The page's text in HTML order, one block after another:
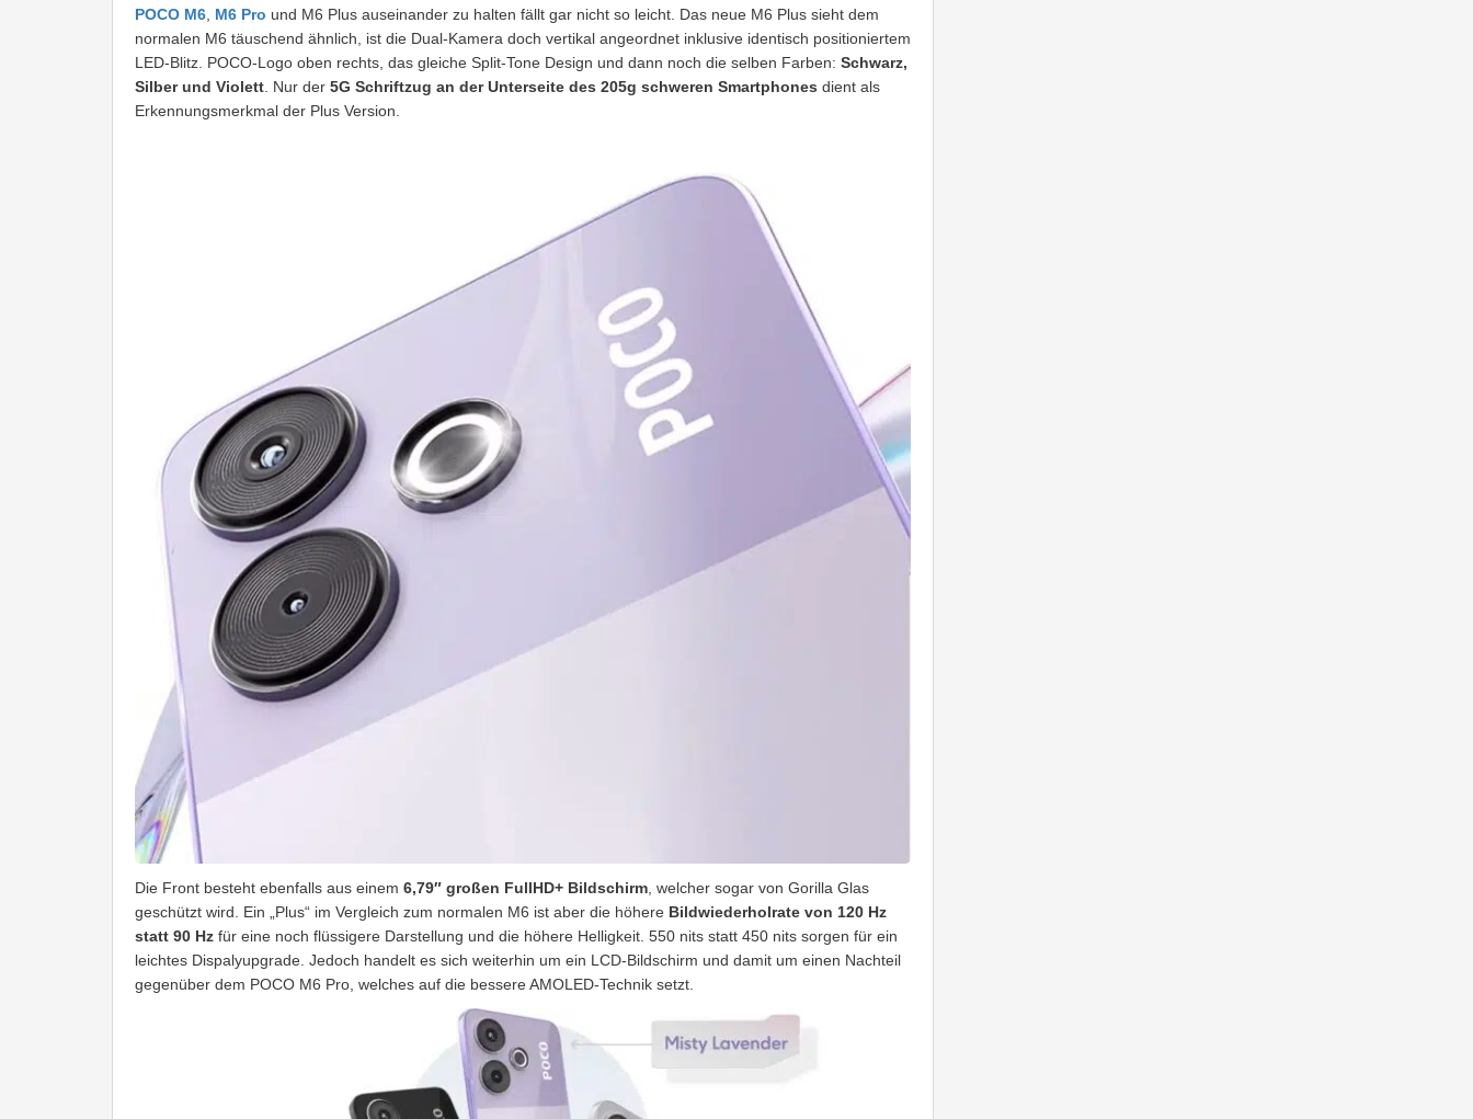
POCO M6 M6 Pro und M6 Plus auseinander zu halten fällt gar nicht so leicht. Das neue M6 Plus sieht dem
normalen M6 täuschend ähnlich, ist die Dual-Kamera doch vertikal angeordnet inklusive identisch positioniertem
LED-Blitz. POCO-Logo oben rechts, das gleiche Split-Tone Design und dann noch die selben Farben: Schwarz,
Silber und Violett . Nur der 5G Schriftzug an der Unterseite des 205g schweren Smartphones dient als
Erkennungsmerkmal der Plus Version.
Die Front besteht ebenfalls aus einem 6,79″ großen FullHD+ Bildschirm, welcher sogar von Gorilla Glas
geschützt wird. Ein „Plus“ im Vergleich zum normalen M6 ist aber die höhere Bildwiederholrate von 120 Hz
statt 90 Hz für eine noch flüssigere Darstellung und die höhere Helligkeit. 550 nits statt 450 nits sorgen für ein
leichtes Dispalyupgrade. Jedoch handelt es sich weiterhin um ein LCD-Bildschirm und damit um einen Nachteil
gegenüber dem POCO M6 Pro, welches auf die bessere AMOLED-Technik setzt.